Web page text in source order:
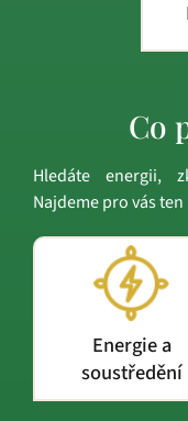
Co
Hledáte energii,
Najdeme pro vás
Energie a
soustředění